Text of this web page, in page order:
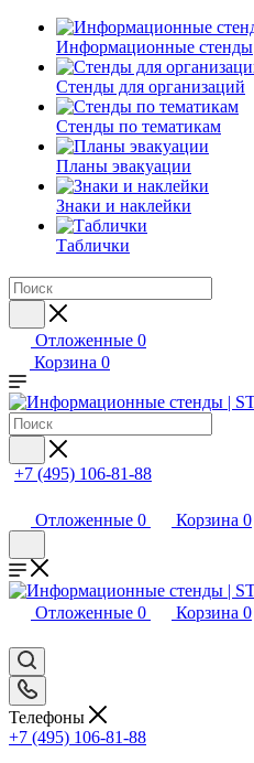
Информационные стенды
Стенды для организаций
Стенды по тематикам
Планы эвакуации
Знаки и наклейки
Таблички
Отложенные 0
Корзина 0
+7 (495) 106-81-88
Отложенные 0 Корзина 0
Отложенные 0 Корзина 0
Телефоны
+7 (495) 106-81-88